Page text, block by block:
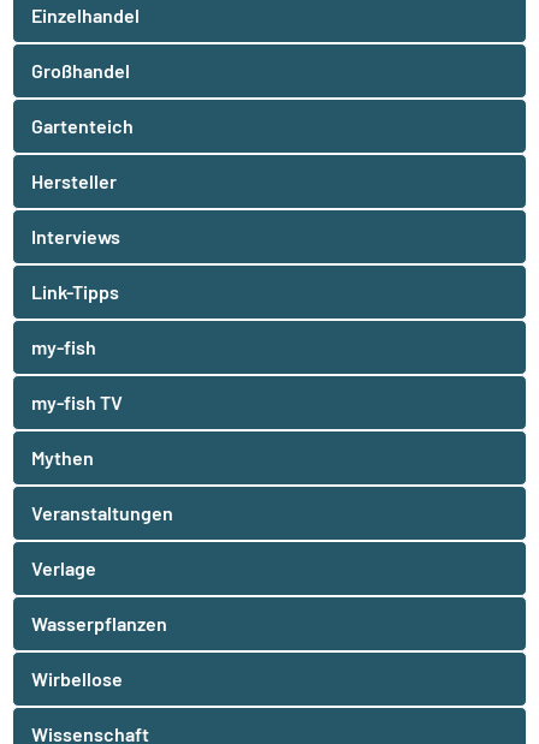
Einzelhandel
Großhandel
Gartenteich
Hersteller
Interviews
Link-Tipps
my-fish
my-fish TV
Mythen
Veranstaltungen
Verlage
Wasserpflanzen
Wirbellose
Wissenschaft